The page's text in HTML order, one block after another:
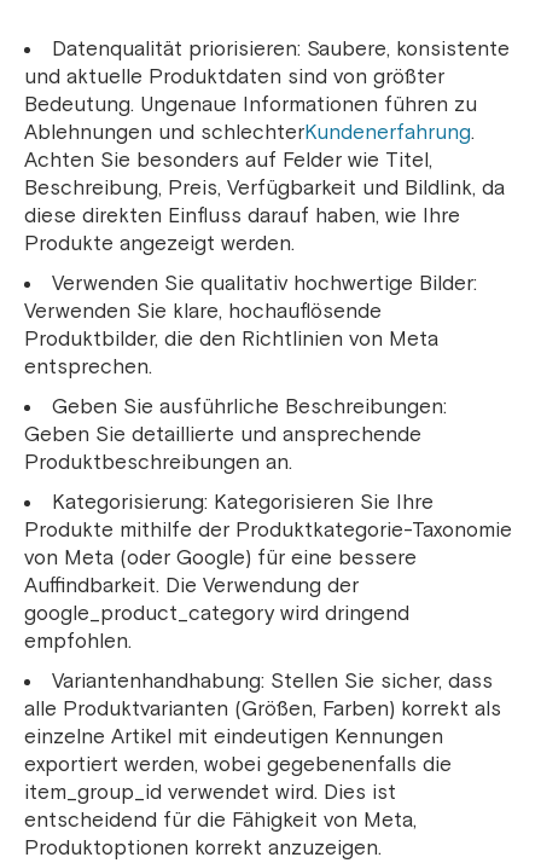
Datenqualität priorisieren: Saubere, konsistente
und aktuelle Produktdaten sind von größter
Bedeutung. Ungenaue Informationen führen zu
Ablehnungen und schlechterKundenerfahrung.
Achten Sie besonders auf Felder wie Titel,
Beschreibung, Preis, Verfügbarkeit und Bildlink, da
diese direkten Einfluss darauf haben, wie Ihre
Produkte angezeigt werden.
Verwenden Sie qualitativ hochwertige Bilder:
Verwenden Sie klare, hochauflösende
Produktbilder, die den Richtlinien von Meta
entsprechen.
Geben Sie ausführliche Beschreibungen:
Geben Sie detaillierte und ansprechende
Produktbeschreibungen an.
Kategorisierung: Kategorisieren Sie Ihre
Produkte mithilfe der Produktkategorie-Taxonomie
von Meta (oder Google) für eine bessere
Auffindbarkeit. Die Verwendung der
google_product_category wird dringend
empfohlen.
Variantenhandhabung: Stellen Sie sicher, dass
alle Produktvarianten (Größen, Farben) korrekt als
einzelne Artikel mit eindeutigen Kennungen
exportiert werden, wobei gegebenenfalls die
item_group_id verwendet wird. Dies ist
entscheidend für die Fähigkeit von Meta,
Produktoptionen korrekt anzuzeigen.